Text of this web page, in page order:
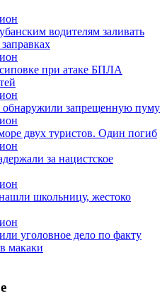
водителям заливать
при атаке БПЛА
обнаружили запрещенную пуму
двух туристов. Один погиб
за нацистское
школьницу, жестоко
уголовное дело по факту
макаки